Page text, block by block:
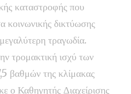
καταστροφής που
κοινωνικής δικτύωσης
τραγωδία.
τρομακτική ισχύ των
βαθμών της κλίμακας
ο Καθηγητής Διαχείρισης